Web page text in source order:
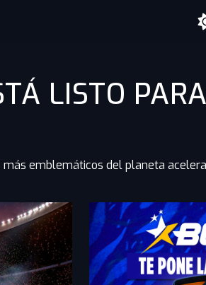
LISTO
emblemáticos del planeta